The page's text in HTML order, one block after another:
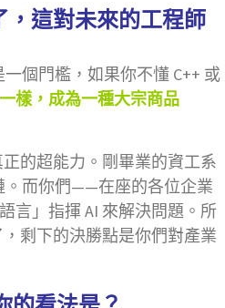
，這對未來的工程師
個門檻，如果你不懂 C++ 或
樣，成為一種大宗商品
的超能力。剛畢業的資工系
。而你們——在座的各位企業
言」指揮 AI 來解決問題。所
剩下的決勝點是你們對產業